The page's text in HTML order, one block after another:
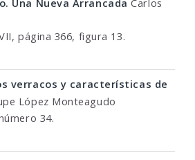
página 366, figura 13.
verracos y características de
López Monteagudo
34.